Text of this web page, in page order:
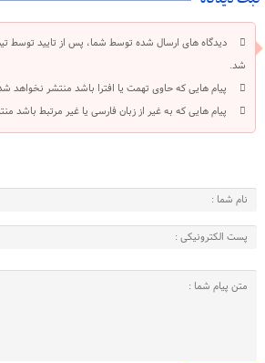
دیدگاه های ارسال شده توسط شما، پس از تایید توسط
شد.
پیام هایی که حاوی تهمت یا افترا باشد منتشر نخواهد
پیام هایی که به غیر از زبان فارسی یا غیر مرتبط باشد